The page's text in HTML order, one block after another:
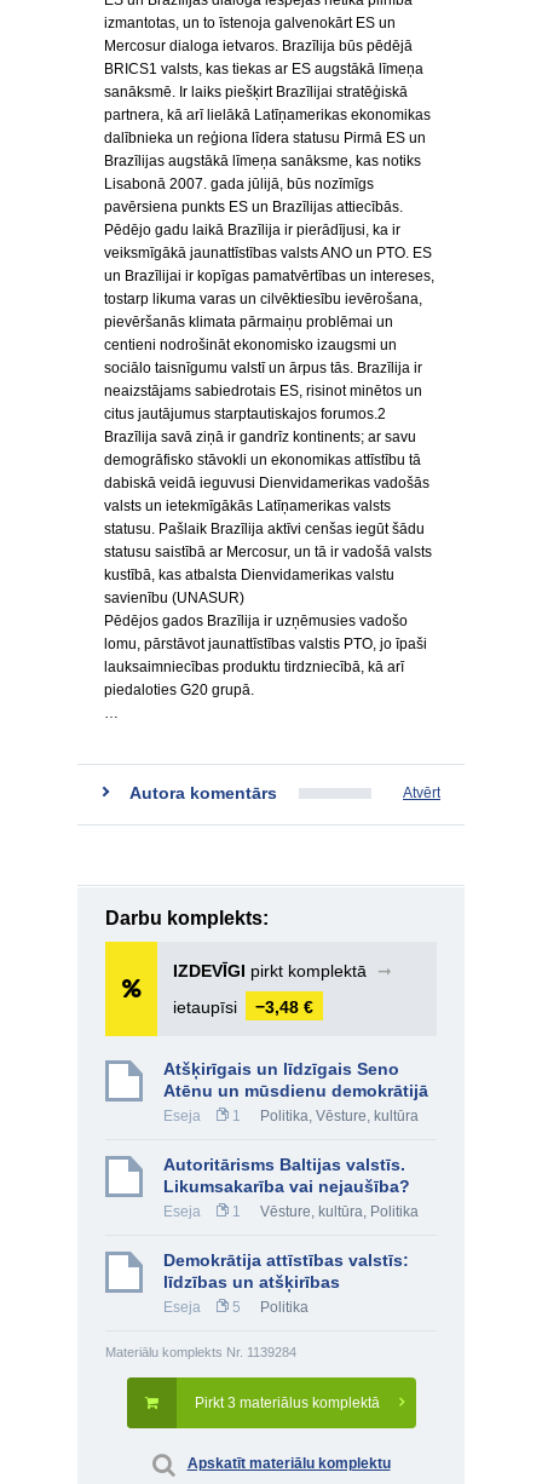
izmantotas, un to īstenoja galvenokārt ES un
Mercosur dialoga ietvaros. Brazīlija būs pēdējā
BRICS1 valsts, kas tiekas ar ES augstākā līmeņa
sanāksmē. Ir laiks piešķirt Brazīlijai stratēģiskā
partnera, kā arī lielākā Latīņamerikas ekonomikas
dalībnieka un reģiona līdera statusu Pirmā ES un
Brazīlijas augstākā līmeņa sanāksme, kas notiks
Lisabonā 2007. gada jūlijā, būs nozīmīgs
pavērsiena punkts ES un Brazīlijas attiecībās.
Pēdējo gadu laikā Brazīlija ir pierādījusi, ka ir
veiksmīgākā jaunattīstības valsts ANO un PTO. ES
un Brazīlijai ir kopīgas pamatvērtības un intereses,
tostarp likuma varas un cilvēktiesību ievērošana,
pievēršanās klimata pārmaiņu problēmai un
centieni nodrošināt ekonomisko izaugsmi un
sociālo taisnīgumu valstī un ārpus tās. Brazīlija ir
neaizstājams sabiedrotais ES, risinot minētos un
citus jautājumus starptautiskajos forumos.2
Brazīlija savā ziņā ir gandrīz kontinents; ar savu
demogrāfisko stāvokli un ekonomikas attīstību tā
dabiskā veidā ieguvusi Dienvidamerikas vadošās
valsts un ietekmīgākās Latīņamerikas valsts
statusu. Pašlaik Brazīlija aktīvi cenšas iegūt šādu
statusu saistībā ar Mercosur, un tā ir vadošā valsts
kustībā, kas atbalsta Dienvidamerikas valstu
savienību (UNASUR)
Pēdējos gados Brazīlija ir uzņēmusies vadošo
lomu, pārstāvot jaunattīstības valstis PTO, jo īpaši
lauksaimniecības produktu tirdzniecībā, kā arī
piedaloties G20 grupā.
…
Autora komentārs Atvērt
Darbu komplekts:
IZDEVĪGI pirkt komplektā
➞
ietaupīsi
−3,48 €
Atšķirīgais un līdzīgais Seno
Atēnu un mūsdienu demokrātijā
Eseja 1 Politika, Vēsture, kultūra
Autoritārisms Baltijas valstīs.
Likumsakarība vai nejaušība?
Eseja 1 Vēsture, kultūra, Politika
Demokrātija attīstības valstīs:
līdzības un atšķirības
Eseja 5 Politika
Materiālu komplekts Nr. 1139284
Pirkt 3 materiālus komplektā
Apskatīt materiālu komplektu